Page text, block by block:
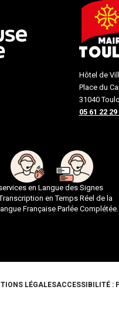
Hôtel de
Place du
31040
05 61 22 29
en Langue des Signes
en Temps Réel de la
Française Parlée Complétée.
LÉGALESACCESSIBILITÉ :